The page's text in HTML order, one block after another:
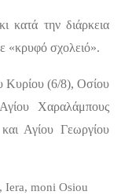
κατά την διάρκεια
«κρυφό σχολειό».
(6/8), Οσίου
Χαραλάμπους
Αγίου Γεωργίου
Iera, moni Osiou